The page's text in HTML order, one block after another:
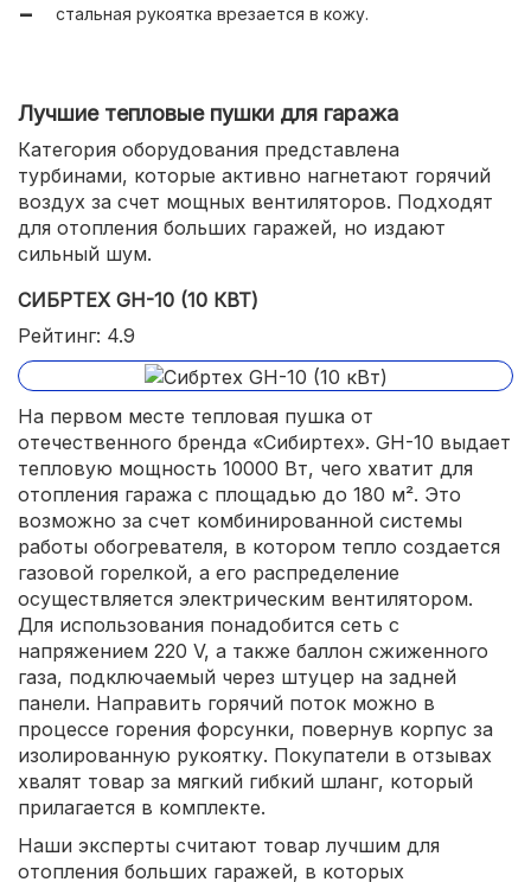
стальная рукоятка врезается в кожу.
Лучшие тепловые пушки для гаража
Категория оборудования представлена
турбинами, которые активно нагнетают горячий
воздух за счет мощных вентиляторов. Подходят
для отопления больших гаражей, но издают
сильный шум.
СИБРТЕХ GH-10 (10 КВТ)
Рейтинг: 4.9
На первом месте тепловая пушка от
отечественного бренда «Сибиртех». GH-10 выдает
тепловую мощность 10000 Вт, чего хватит для
отопления гаража с площадью до 180 м². Это
возможно за счет комбинированной системы
работы обогревателя, в котором тепло создается
газовой горелкой, а его распределение
осуществляется электрическим вентилятором.
Для использования понадобится сеть с
напряжением 220 V, а также баллон сжиженного
газа, подключаемый через штуцер на задней
панели. Направить горячий поток можно в
процессе горения форсунки, повернув корпус за
изолированную рукоятку. Покупатели в отзывах
хвалят товар за мягкий гибкий шланг, который
прилагается в комплекте.
Наши эксперты считают товар лучшим для
отопления больших гаражей, в которых